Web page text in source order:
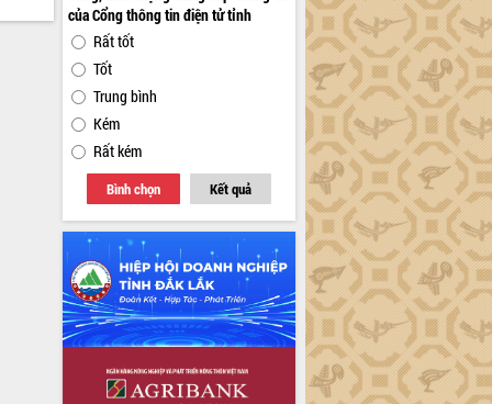
của Cổng thông tin điện tử tỉnh
Rất tốt
Tốt
Trung bình
Kém
Rất kém
Bình chọn Kết quả